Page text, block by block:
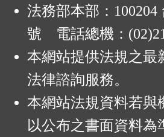
法務部本部：
號 電話總機：
本網站提供法規之最
法律諮詢服務。
本網站法規資料若與
以公布之書面資料為